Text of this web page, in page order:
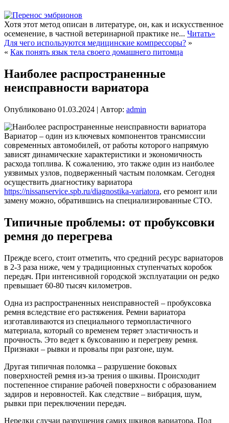
Хотя этот метод описан в литературе, он, как и искусственное
осеменение, в частной ветеринарной практике не... Читать»
Для чего используются медицинские компрессоры? »
« Как понять язык тела своего домашнего питомца
Наиболее распространенные
неисправности вариатора
Опубликовано 01.03.2024 | Автор: admin
Вариатор – один из ключевых компонентов трансмиссии
современных автомобилей, от работы которого напрямую
зависят динамические характеристики и экономичность
расхода топлива. К сожалению, это также один из наиболее
уязвимых узлов, подверженный частым поломкам. Сегодня
осуществить диагностику вариатора
https://nissanservice.spb.ru/diagnostika-variatora, его ремонт или
замену можно, обратившись на специализированные СТО.
Типичные проблемы: от пробуксовки
ремня до перегрева
Прежде всего, стоит отметить, что средний ресурс вариаторов
в 2-3 раза ниже, чем у традиционных ступенчатых коробок
передач. При интенсивной городской эксплуатации он редко
превышает 60-80 тысяч километров.
Одна из распространенных неисправностей – пробуксовка
ремня вследствие его растяжения. Ремни вариатора
изготавливаются из специального термопластичного
материала, который со временем теряет эластичность и
прочность. Это ведет к буксованию и перегреву ремня.
Признаки – рывки и провалы при разгоне, шум.
Другая типичная поломка – разрушение боковых
поверхностей ремня из-за трения о шкивы. Происходит
постепенное стирание рабочей поверхности с образованием
задиров и неровностей. Как следствие – вибрация, шум,
рывки при переключении передач.
Нередки случаи разрушения самих шкивов вариатора. Под